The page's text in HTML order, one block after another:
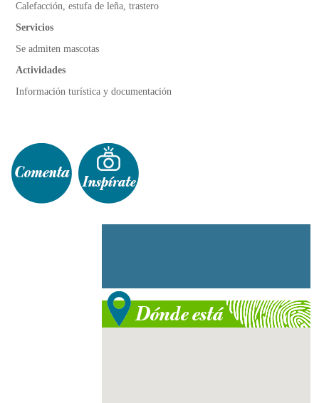
Calefacción, estufa de leña, trastero
Servicios
Se admiten mascotas
Actividades
Información turística y documentación